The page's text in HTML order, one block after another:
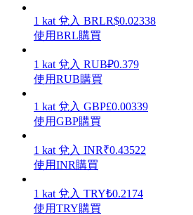
增值寶
使您的資產穩定增值
1 kat 兌入 BRLR$0.02338
使用BRL購買
1 kat 兌入 RUB₽0.379
使用RUB購買
1 kat 兌入 GBP£0.00339
使用GBP購買
1 kat 兌入 INR₹0.43522
使用INR購買
1 kat 兌入 TRY₺0.2174
使用TRY購買